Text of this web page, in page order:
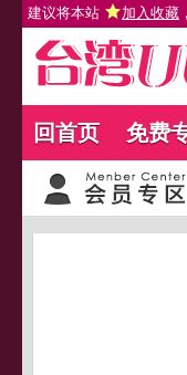
建议将本站 加入收藏
回首页 免费